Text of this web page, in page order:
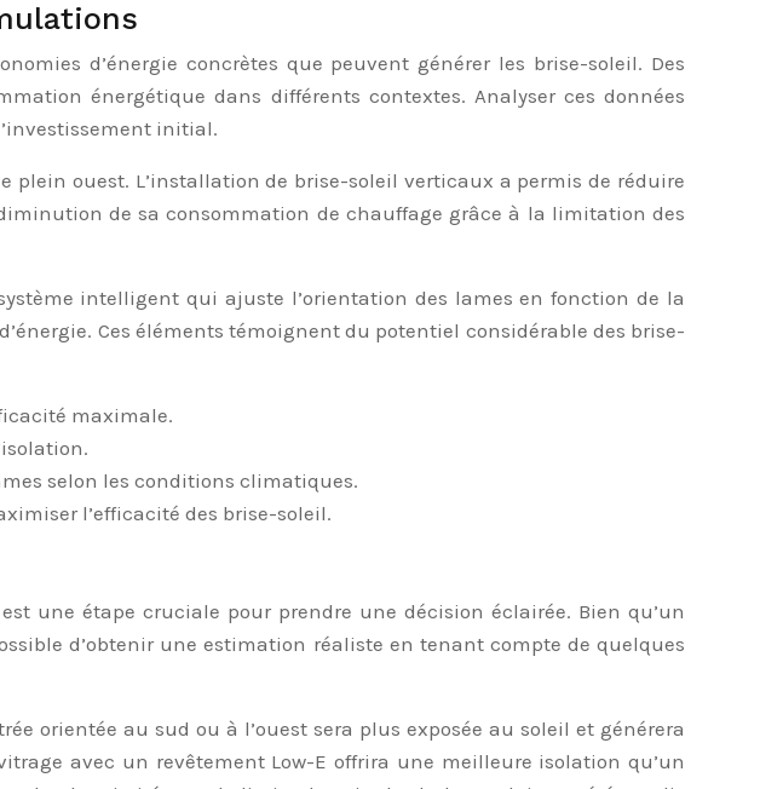
d’énergie concrètes que peuvent générer les brise-soleil. Des
énergétique dans différents contextes. Analyser ces données
initial.
plein ouest. L’installation de brise-soleil verticaux a permis de réduire
de sa consommation de chauffage grâce à la limitation des
intelligent qui ajuste l’orientation des lames en fonction de la
Ces éléments témoignent du potentiel considérable des brise-
maximale.
selon les conditions climatiques.
l’efficacité des brise-soleil.
une étape cruciale pour prendre une décision éclairée. Bien qu’un
d’obtenir une estimation réaliste en tenant compte de quelques
orientée au sud ou à l’ouest sera plus exposée au soleil et générera
avec un revêtement Low-E offrira une meilleure isolation qu’un